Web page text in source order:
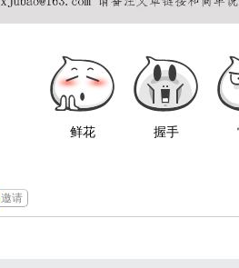
鲜花 握手
邀请